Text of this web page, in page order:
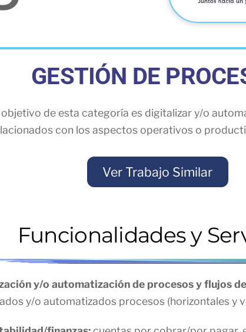
GESTIÓN DE
de esta categoría es digitalizar y/o
con los aspectos operativos o
Ver Trabajo Similar
Funcionalidades y
y/o automatización de procesos y flujos
y/o automatizados procesos (horizontales y